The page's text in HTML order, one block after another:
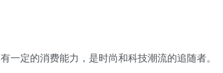
定的消费能力，是时尚和科技潮流的追随者。